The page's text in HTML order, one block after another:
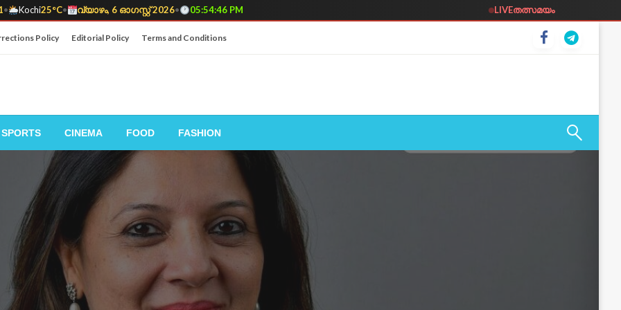
• Kochi25°C• വ്യാഴം, 6 ഓഗസ്റ്റ് 2026• 05:54:47 PM LIVEതത്സമയം
Policy Editorial Policy Terms and Conditions
SPORTS CINEMA FOOD FASHION